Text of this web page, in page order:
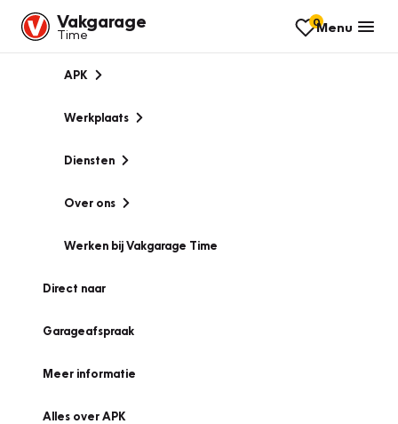
Vakgarage
Time
0Menu
APK
Werkplaats
Diensten
Over ons
Werken bij Vakgarage Time
Direct naar
Garageafspraak
Meer informatie
Alles over APK